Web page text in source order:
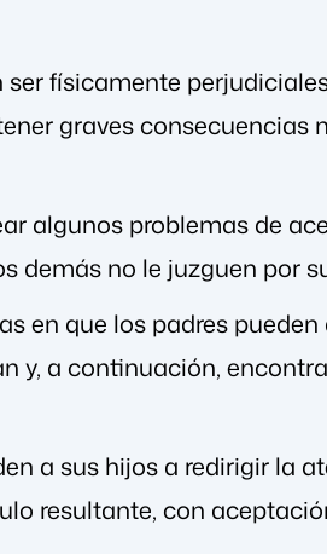
físicamente
graves consecuencias
algunos problemas de
demás no le juzguen por
en que los padres
y, a continuación,
a sus hijos a redirigir la
resultante, con